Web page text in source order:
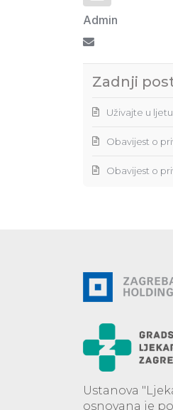
Admin
Pretplata na
Zadnji
Uživajte u
Obavijest o
Obavijest o
Ustanova
osnovana je